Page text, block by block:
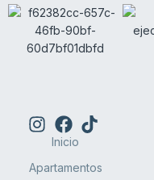
Inicio
Apartamentos